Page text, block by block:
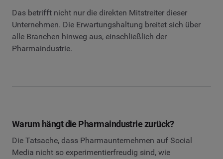
Das betrifft nicht nur die direkten Mitstreiter dieser
Unternehmen. Die Erwartungshaltung breitet sich über
alle Branchen hinweg aus, einschließlich der
Pharmaindustrie.
Warum hängt die Pharmaindustrie zurück?
Die Tatsache, dass Pharmaunternehmen auf Social
Media nicht so experimentierfreudig sind, wie